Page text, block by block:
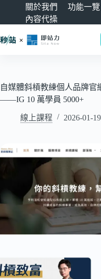
關於我們 功能一覽
內容代操
自媒體斜槓教練個人品牌
——IG 10 萬學員 5000+
線上課程 2026-01-19